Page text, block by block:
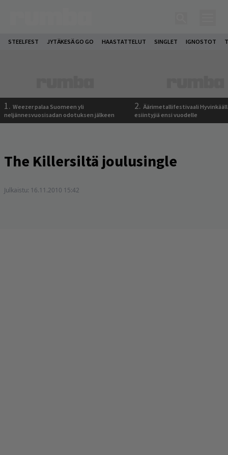
STEELFEST JYTÄKESÄ GO GO HAASTATTELUT SINGLET IGNOSTOT
1. Weezer palaa Suomeen yli
neljännesvuosisadan odotuksen jälkeen
2. Äärimetallifestivaali
esiintyjiä ensi vuodelle
The Killersiltä joulusingle
Julkaistu: 16.11.2010 15:42